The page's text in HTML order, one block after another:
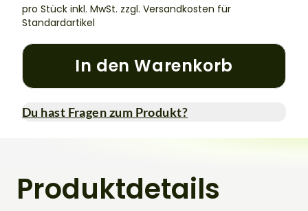
pro Stück inkl. MwSt. zzgl. Versandkosten für
Standardartikel
In den Warenkorb
Du hast Fragen zum Produkt?
Produktdetails